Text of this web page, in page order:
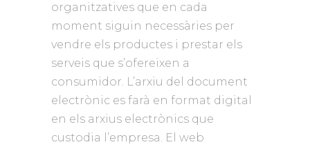
organitzatives que en cada
moment siguin necessàries per
vendre els productes i prestar els
serveis que s’ofereixen a
consumidor. L’arxiu del document
electrònic es farà en format digital
en els arxius electrònics que
custodia l’empresa. El web